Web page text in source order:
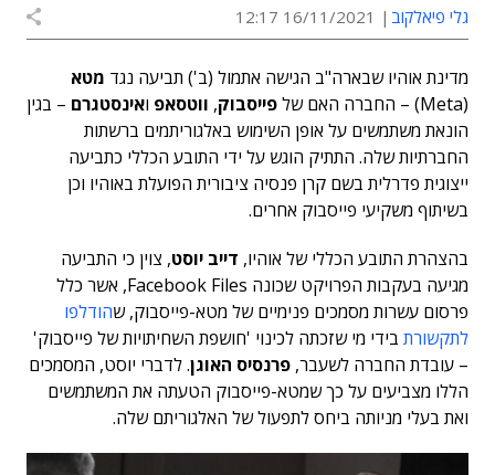
גלי פיאלקוב 16/11/2021 12:17
מדינת אוהיו שבארה"ב הגישה אתמול (ב') תביעה נגד מטא
(Meta) – החברה האם של
פייסבוק, ווטסאפ ואינסטגרם – בגין
הונאת משתמשים על אופן השימוש באלגוריתמים ברשתות
החברתיות שלה. התתיק הוגש על ידי התובע הכללי כתביעה
ייצוגית פדרלית בשם קרן פנסיה ציבורית הפועלת באוהיו וכן
בשיתוף משקיעי פייסבוק אחרים.
בהצהרת התובע הכללי של אוהיו, דייב יוסט, צוין כי התביעה
מגיעה בעקבות הפרויקט שכונה Facebook Files, אשר כלל
פרסום עשרות מסמכים פנימיים של מטא-פייסבוק, שהודלפו
לתקשורת בידי מי שזכתה לכינוי 'חושפת השחיתויות של פייסבוק'
– עובדת החברה לשעבר, פרנסיס האוגן. לדברי יוסט, המסמכים
הללו מצביעים על כך שמטא-פייסבוק הטעתה את המשתמשים
ואת בעלי מניותה ביחס לתפעול של האלגוריתם שלה.